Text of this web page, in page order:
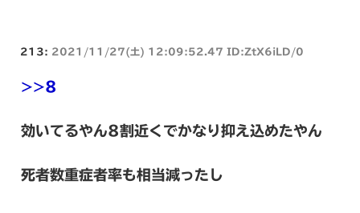
213: 2021/11/27(土) 12:09:52.47 ID:ZtX6iLD/0
>>8
効いてるやん8割近くでかなり抑え込めたやん
死者数重症者率も相当減ったし